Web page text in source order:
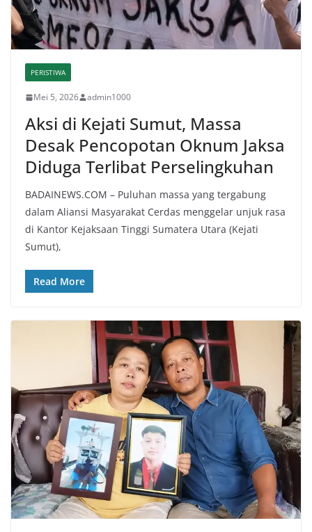
PERISTIWA
Mei 5, 2026 admin1000
Aksi di Kejati Sumut, Massa
Desak Pencopotan Oknum Jaksa
Diduga Terlibat Perselingkuhan
BADAINEWS.COM – Puluhan massa yang tergabung
dalam Aliansi Masyarakat Cerdas menggelar unjuk rasa
di Kantor Kejaksaan Tinggi Sumatera Utara (Kejati
Sumut),
Read More